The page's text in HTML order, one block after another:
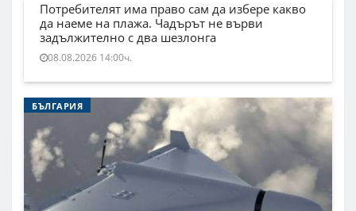
Потребителят има право сам да избере какво
да наеме на плажа. Чадърът не върви
задължително с два шезлонга
08.08.2026 14:00ч.
БЪЛГАРИЯ